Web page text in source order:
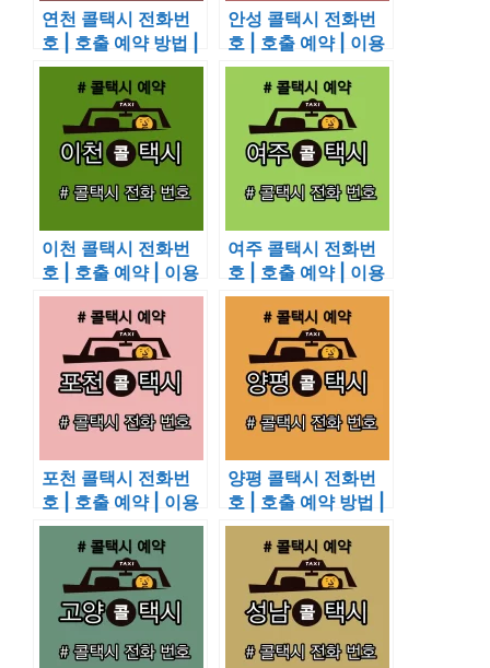
연천 콜택시 전화번
호 | 호출 예약 방법 |
이용 요금
안성 콜택시 전화번
호 | 호출 예약 | 이용
요금
이천 콜택시 전화번
호 | 호출 예약 | 이용
요금
여주 콜택시 전화번
호 | 호출 예약 | 이용
요금
포천 콜택시 전화번
호 | 호출 예약 | 이용
요금
양평 콜택시 전화번
호 | 호출 예약 방법 |
이용 요금